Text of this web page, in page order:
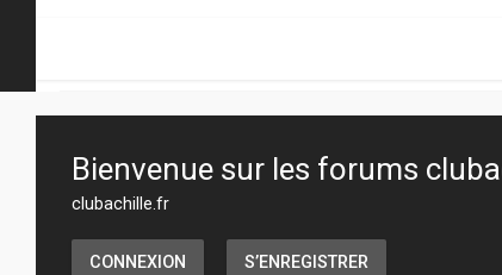
Bienvenue sur les forums
clubachille.fr
CONNEXION S’ENREGISTRER